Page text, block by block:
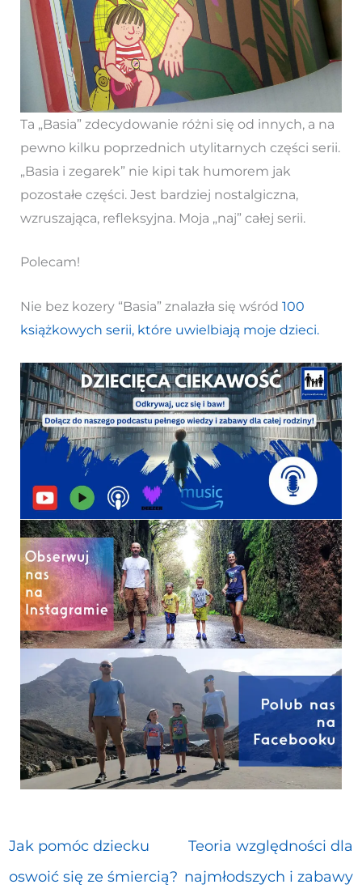
Ta „Basia” zdecydowanie różni się od innych, a na
pewno kilku poprzednich utylitarnych części serii.
„Basia i zegarek” nie kipi tak humorem jak
pozostałe części. Jest bardziej nostalgiczna,
wzruszająca, refleksyjna. Moja „naj” całej serii.
Polecam!
Nie bez kozery “Basia” znalazła się wśród 100
książkowych serii, które uwielbiają moje dzieci.
Jak pomóc dziecku
oswoić się ze śmiercią?
Teoria względności dla
najmłodszych i zabawy